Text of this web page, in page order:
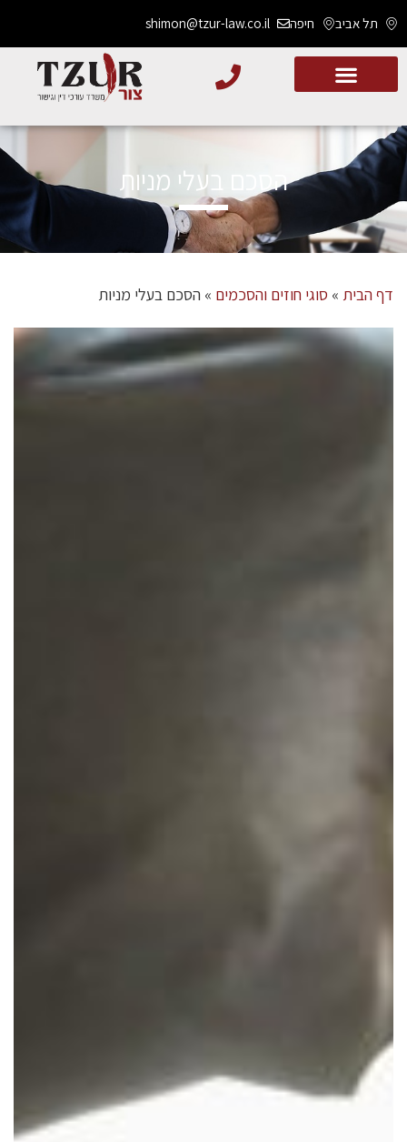
תל אביב חיפה shimon@tzur-law.co.il
הסכם בעלי מניות
דף הבית » סוגי חוזים והסכמים » הסכם בעלי מניות